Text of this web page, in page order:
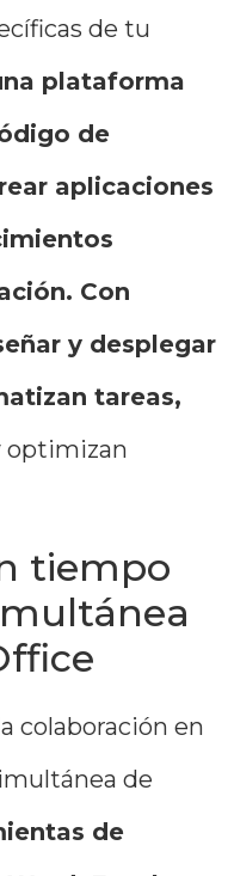
de tu
plataforma
de
aplicaciones
Con
y desplegar
tareas,
optimizan
tiempo
colaboración en
de
de